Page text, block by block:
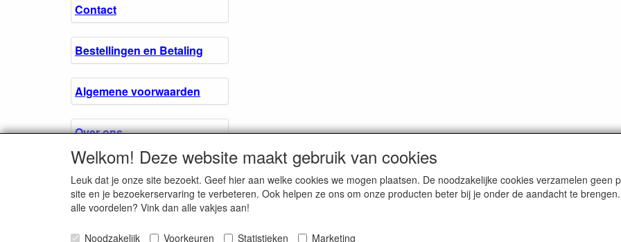
Contact
Bestellingen en Betaling
Algemene voorwaarden
Over ons.
Privacyverklaring
Welkom! Deze website maakt gebruik van cookies
Leuk dat je onze site bezoekt. Geef hier aan welke cookies we mogen plaatsen. De noodzakelijke cookies verzamelen
site en je bezoekerservaring te verbeteren. Ook helpen ze ons om onze producten beter bij je onder de aandacht te
alle voordelen? Vink dan alle vakjes aan!
Noodzakelijk Voorkeuren Statistieken Marketing